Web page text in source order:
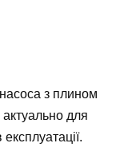
з плином
для